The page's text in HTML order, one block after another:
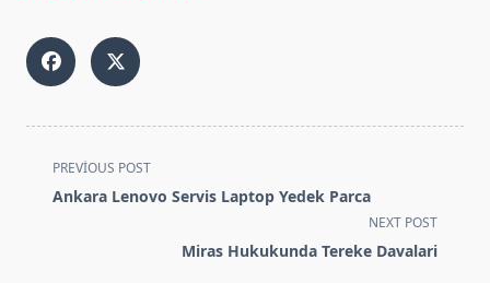
<span
class="nav-
PREVIOUS POST
Ankara Lenovo Servis Laptop Yedek Parca
NEXT POST
Miras Hukukunda Tereke Davalari